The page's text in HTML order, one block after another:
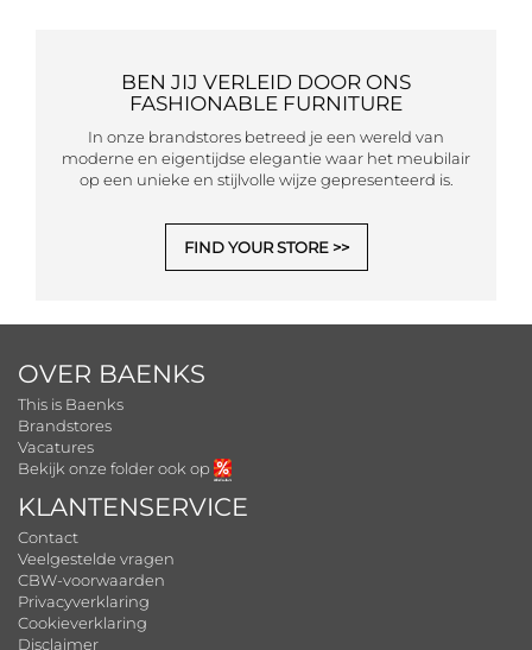
BEN JIJ VERLEID DOOR ONS
FASHIONABLE FURNITURE
In onze brandstores betreed je een wereld van
moderne en eigentijdse elegantie waar het meubilair
op een unieke en stijlvolle wijze gepresenteerd is.
FIND YOUR STORE
OVER BAENKS
This is Baenks
Brandstores
Vacatures
Bekijk onze folder ook op
KLANTENSERVICE
Contact
Veelgestelde vragen
CBW-voorwaarden
Privacyverklaring
Cookieverklaring
Disclaimer